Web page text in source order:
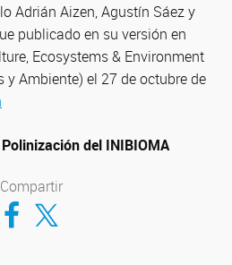
Adrián Aizen, Agustín Sáez y
publicado en su versión en
Ecosystems & Environment
y Ambiente) el 27 de octubre de
del INIBIOMA
Compartir
Compartir en Facebook
Compartir en Twitter